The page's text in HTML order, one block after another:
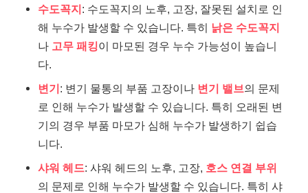
수도꼭지: 수도꼭지의 노후, 고장, 잘못된 설치로 인
해 누수가 발생할 수 있습니다. 특히 낡은 수도꼭지
나 고무 패킹이 마모된 경우 누수 가능성이 높습니
다.
변기: 변기 물통의 부품 고장이나 변기 밸브 의 문제
로 인해 누수가 발생할 수 있습니다. 특히 오래된 변
기의 경우 부품 마모가 심해 누수가 발생하기 쉽습
니다.
샤워 헤드: 샤워 헤드의 노후, 고장, 호스 연결 부위
의 문제로 인해 누수가 발생할 수 있습니다. 특히 샤